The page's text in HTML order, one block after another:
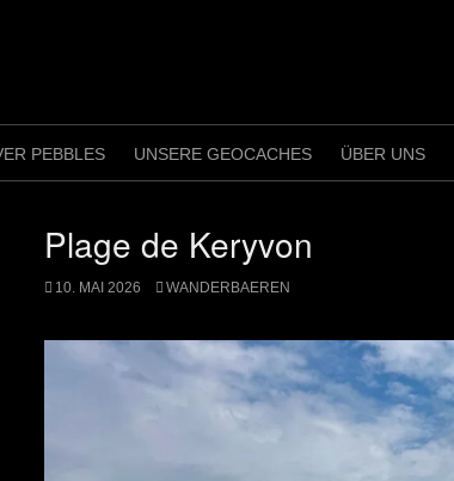
PEBBLES UNSERE GEOCACHES ÜBER UNS
Plage de Keryvon
10. MAI 2026 WANDERBAEREN